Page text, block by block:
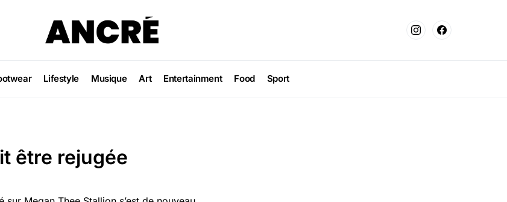
Lifestyle Musique Art Entertainment Food Sport
être rejugée